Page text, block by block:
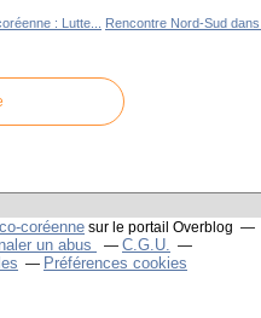
: Lutte... Rencontre Nord-Sud
coréenne sur le portail Overblog
un abus
C.G.U.
Préférences cookies